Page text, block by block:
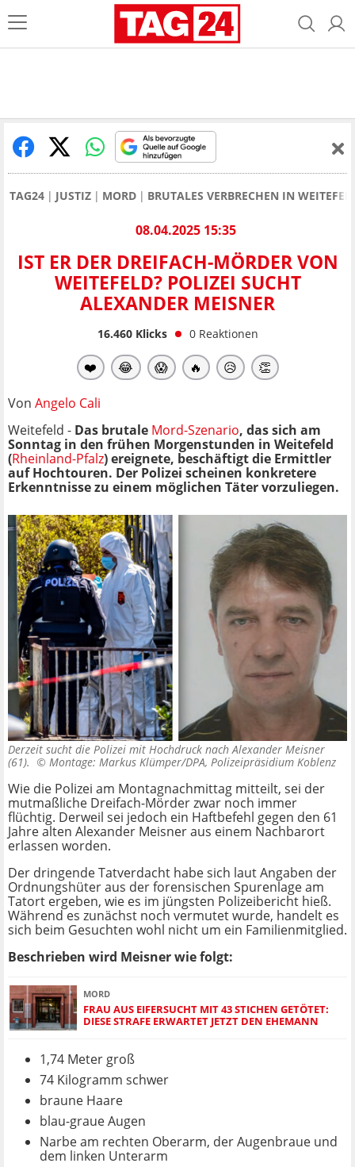
TAG24 JUSTIZ MORD BRUTALES VERBRECHEN IN
08.04.2025 15:35
IST ER DER DREIFACH-MÖRDER VON
WEITEFELD? POLIZEI SUCHT
ALEXANDER MEISNER
16.460Klicks 0 Reaktionen
❤️ 😂 😱 🔥 😥 👏
Von Angelo Cali
Weitefeld - Das brutale Mord-Szenario, das sich am
Sonntag in den frühen Morgenstunden in Weitefeld
(Rheinland-Pfalz) ereignete, beschäftigt die Ermittler
auf Hochtouren. Der Polizei scheinen konkretere
Erkenntnisse zu einem möglichen Täter vorzuliegen.
Derzeit sucht die Polizei mit Hochdruck nach Alexander Meisner
(61). © Montage: Markus Klümper/DPA, Polizeipräsidium Koblenz
Wie die Polizei am Montagnachmittag mitteilt, sei der
mutmaßliche Dreifach-Mörder zwar noch immer
flüchtig. Derweil sei jedoch ein Haftbefehl gegen den 61
Jahre alten Alexander Meisner aus einem Nachbarort
erlassen worden.
Der dringende Tatverdacht habe sich laut Angaben der
Ordnungshüter aus der forensischen Spurenlage am
Tatort ergeben, wie es im jüngsten Polizeibericht hieß.
Während es zunächst noch vermutet wurde, handelt es
sich beim Gesuchten wohl nicht um ein Familienmitglied.
Beschrieben wird Meisner wie folgt:
MORD
FRAU AUS EIFERSUCHT MIT 43 STICHEN GETÖTET:
DIESE STRAFE ERWARTET JETZT DEN EHEMANN
1,74 Meter groß
74 Kilogramm schwer
braune Haare
blau-graue Augen
Narbe am rechten Oberarm, der Augenbraue und
dem linken Unterarm